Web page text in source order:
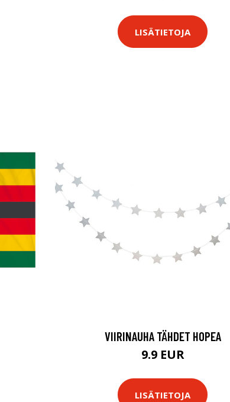
LISÄTIETOJA
VIIRINAUHA TÄHDET HOPEA
9.9 EUR
LISÄTIETOJA